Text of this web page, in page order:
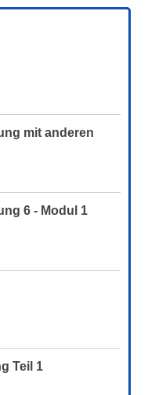
mit anderen
6 - Modul 1
Teil 1